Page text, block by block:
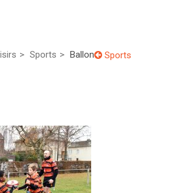
Sports Ballon Sports